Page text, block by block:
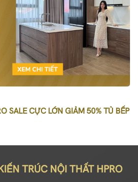
SALE CỰC LỚN GIẢM 50% TỦ BẾP
TRÚC NỘI THẤT HPRO